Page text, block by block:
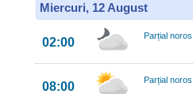
Miercuri, 12 August
02:00 Parțial noros
08:00 Parțial noros